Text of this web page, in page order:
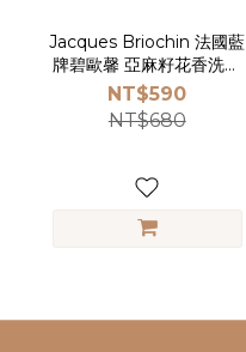
Jacques Briochin 法國藍
牌碧歐馨 亞麻籽花香洗衣
精 2.27L
NT$590
NT$680